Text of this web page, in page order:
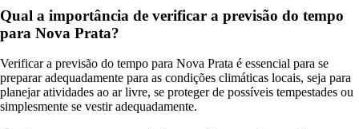
Qual a importância de verificar a previsão do tempo
para Nova Prata?
Verificar a previsão do tempo para Nova Prata é essencial para se
preparar adequadamente para as condições climáticas locais, seja para
planejar atividades ao ar livre, se proteger de possíveis tempestades ou
simplesmente se vestir adequadamente.